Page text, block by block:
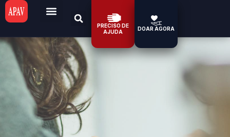
PRECISO DE
AJUDA
DOAR AGORA